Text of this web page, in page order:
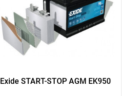
Exide START-STOP AGM EK950
За відсутності звязку - дзвоніть,
Написати в Viber